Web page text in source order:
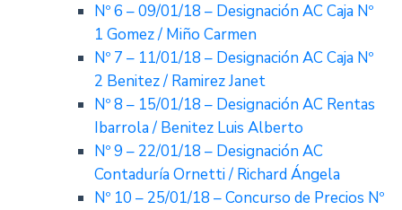
Nº 6 – 09/01/18 – Designación AC Caja Nº
1 Gomez / Miño Carmen
Nº 7 – 11/01/18 – Designación AC Caja Nº
2 Benitez / Ramirez Janet
Nº 8 – 15/01/18 – Designación AC Rentas
Ibarrola / Benitez Luis Alberto
Nº 9 – 22/01/18 – Designación AC
Contaduría Ornetti / Richard Ángela
Nº 10 – 25/01/18 – Concurso de Precios Nº